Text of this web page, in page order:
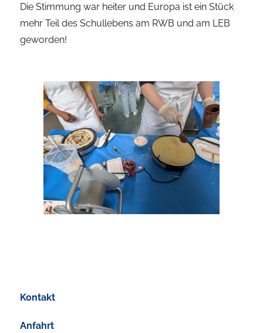
Die Stimmung war heiter und Europa ist ein Stück
mehr Teil des Schullebens am RWB und am LEB
geworden!
Kontakt
Anfahrt